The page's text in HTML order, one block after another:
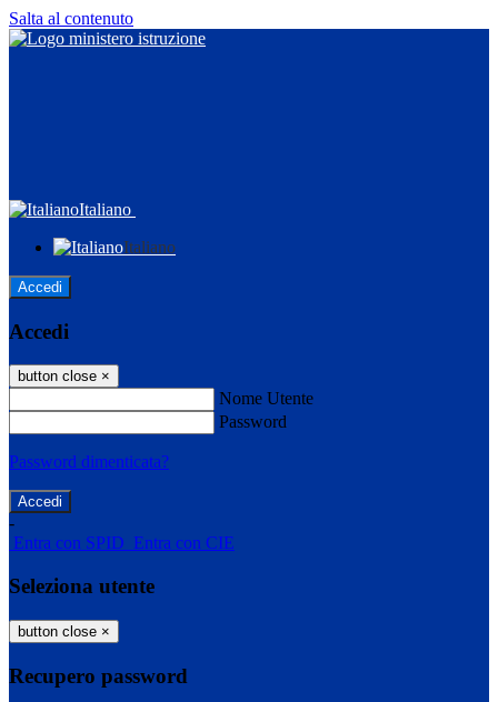
Salta al contenuto
Italiano
Italiano
Accedi
Accedi
button close ×
Nome Utente
Password
Password dimenticata?
-
Entra con SPID Entra con CIE
Seleziona utente
button close ×
Recupero password